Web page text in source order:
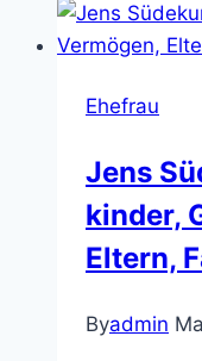
Ehefrau
Jens
kinder,
Eltern,
Byadmin